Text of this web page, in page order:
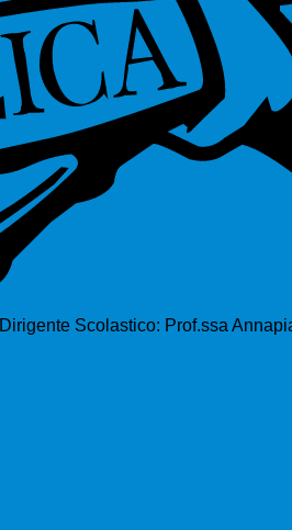
Dirigente Scolastico: Prof.ssa